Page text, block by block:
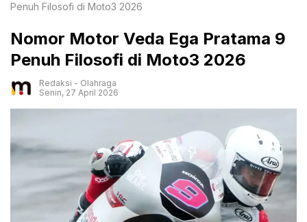
Penuh Filosofi di Moto3 2026
Nomor Motor Veda Ega Pratama 9
Penuh Filosofi di Moto3 2026
Redaksi - Olahraga
Senin, 27 April 2026